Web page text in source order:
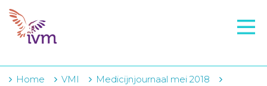
VMI
IVM-academie
Home VMI
Medicijnjournaal mei 2018